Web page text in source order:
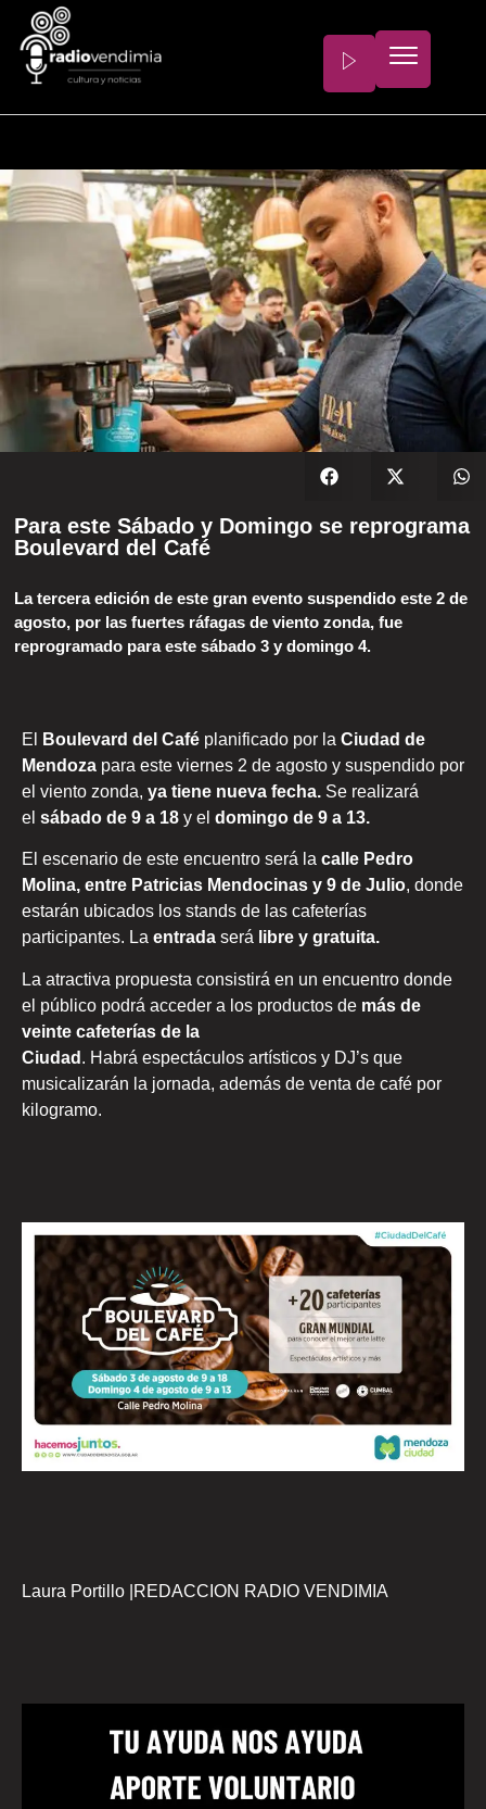
Para este Sábado y Domingo se reprograma
Boulevard del Café
La tercera edición de este gran evento suspendido este 2 de
agosto, por las fuertes ráfagas de viento zonda, fue
reprogramado para este sábado 3 y domingo 4.
El Boulevard del Café planificado por la Ciudad de
Mendoza para este viernes 2 de agosto y suspendido por
el viento zonda, ya tiene nueva fecha. Se realizará
el sábado de 9 a 18 y el domingo de 9 a 13.
El escenario de este encuentro será la calle Pedro
Molina, entre Patricias Mendocinas y 9 de Julio, donde
estarán ubicados los stands de las cafeterías
participantes. La entrada será libre y gratuita.
La atractiva propuesta consistirá en un encuentro donde
el público podrá acceder a los productos de más de
veinte cafeterías de la
Ciudad . Habrá espectáculos artísticos y DJ’s que
musicalizarán la jornada, además de venta de café por
kilogramo.
Laura Portillo |REDACCION RADIO VENDIMIA